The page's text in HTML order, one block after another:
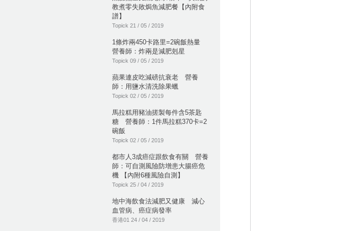
教煮零失敗焗魚減肥餐【內附食
譜】
Topick 21 / 05 / 2019
1條炸兩450卡路里=2碗飯熱量
營養師：炸兩是減肥剋星
Topick 09 / 05 / 2019
蘋果連皮吃減磅抗衰老 營養
師：用鹽水清洗除果蠟
Topick 02 / 05 / 2019
馬拉糕用豬油搓製每件含5茶匙
糖 營養師：1件馬拉糕370卡=2
碗飯
Topick 02 / 05 / 2019
都市人3成癌症跟飲食有關 營養
師：可自測風險防增患大腸癌危
機 【內附6種風險自測】
Topick 25 / 04 / 2019
地中海飲食法減肥又健康 減心
血管病、癌症病發率
香港01 24 / 04 / 2019